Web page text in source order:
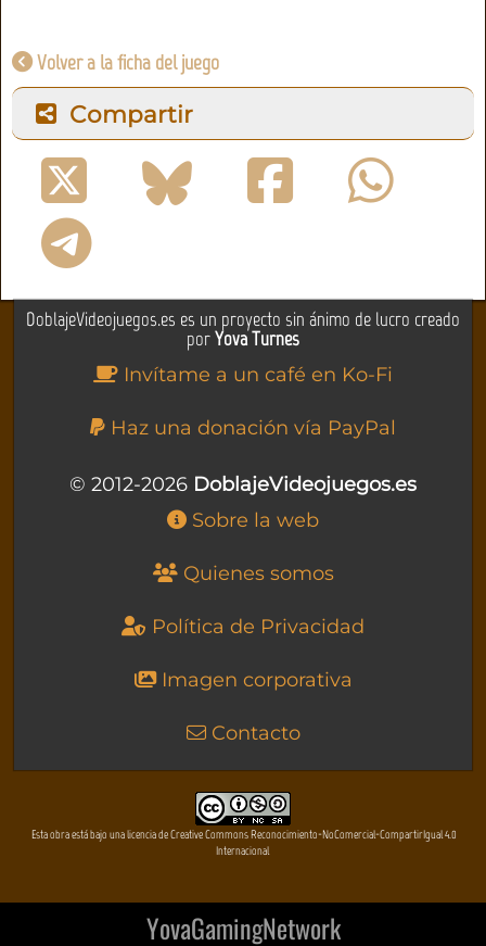
Volver a la ficha del juego
Compartir
DoblajeVideojuegos.es es un proyecto sin ánimo de lucro creado
porYova Turnes
Invítame a un café en Ko-Fi
Haz una donación vía PayPal
© 2012-2026 DoblajeVideojuegos.es
Sobre la web
Quienes somos
Política de Privacidad
Imagen corporativa
Contacto
Esta obra está bajo una licencia de Creative Commons Reconocimiento-NoComercial-CompartirIgual 4.0
Internacional
YovaGamingNetwork